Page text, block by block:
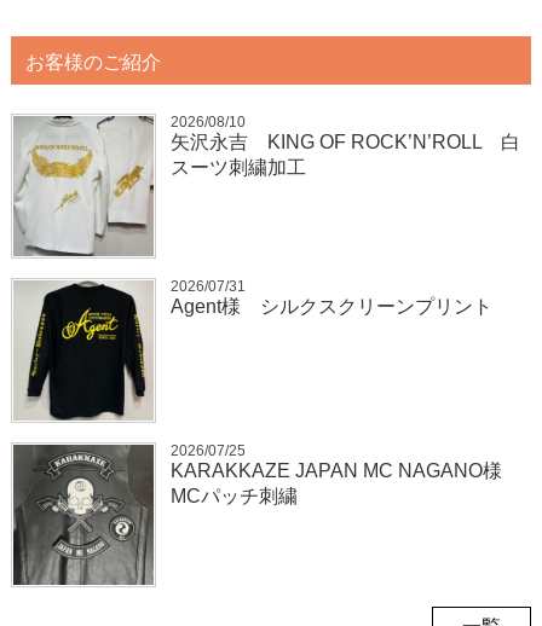
お客様のご紹介
2026/08/10
矢沢永吉 KING OF ROCK’N’ROLL 白
スーツ刺繍加工
2026/07/31
Agent様 シルクスクリーンプリント
2026/07/25
KARAKKAZE JAPAN MC NAGANO様
MCパッチ刺繍